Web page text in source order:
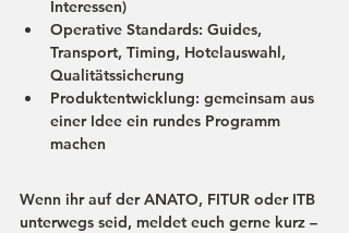
Interessen)
Operative Standards: Guides,
Transport, Timing, Hotelauswahl,
Qualitätssicherung
Produktentwicklung: gemeinsam aus
einer Idee ein rundes Programm
machen
Wenn ihr auf der ANATO, FITUR oder ITB
unterwegs seid, meldet euch gerne kurz –